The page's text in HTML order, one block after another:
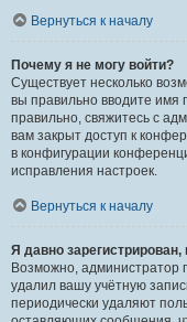
Вернуться к началу
Почему я не могу войти?
Существует несколько
вы правильно вводите имя
правильно, свяжитесь с
вам закрыт доступ к
в конфигурации
исправления настроек.
Вернуться к началу
Я давно
Возможно, администратор
удалил вашу учётную
периодически удаляют